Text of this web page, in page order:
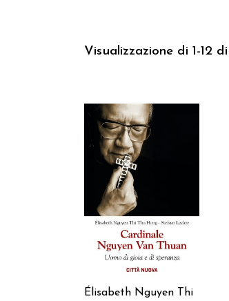
Visualizzazione di 1-12
AGGIUNGI AL CARRELLO
Élisabeth Nguyen Thi